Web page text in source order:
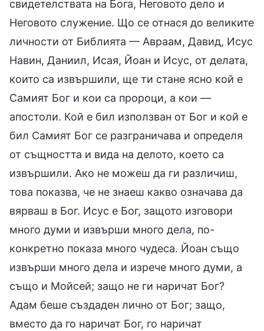
свидетелствата на Бога, Неговото дело и
Неговото служение. Що се отнася до великите
личности от Библията — Авраам, Давид, Исус
Навин, Даниил, Исая, Йоан и Исус, от делата,
които са извършили, ще ти стане ясно кой е
Самият Бог и кои са пророци, а кои —
апостоли. Кой е бил използван от Бог и кой е
бил Самият Бог се разграничава и определя
от същността и вида на делото, което са
извършили. Ако не можеш да ги различиш,
това показва, че не знаеш какво означава да
вярваш в Бог. Исус е Бог, защото изговори
много думи и извърши много дела, по-
конкретно показа много чудеса. Йоан също
извърши много дела и изрече много думи, а
също и Мойсей; защо не ги наричат Бог?
Адам беше създаден лично от Бог; защо,
вместо да го наричат Бог, го наричат